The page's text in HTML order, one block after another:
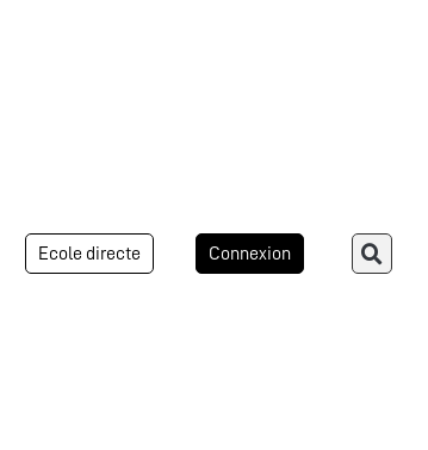
Ecole directe Connexion